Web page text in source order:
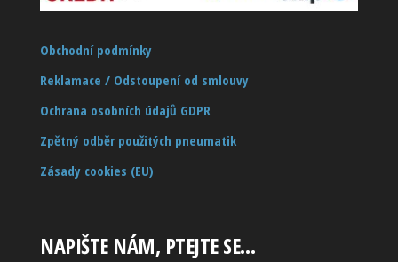
Obchodní podmínky
Reklamace / Odstoupení od smlouvy
Ochrana osobních údajů GDPR
Zpětný odběr použitých pneumatik
Zásady cookies (EU)
NAPIŠTE NÁM, PTEJTE SE…